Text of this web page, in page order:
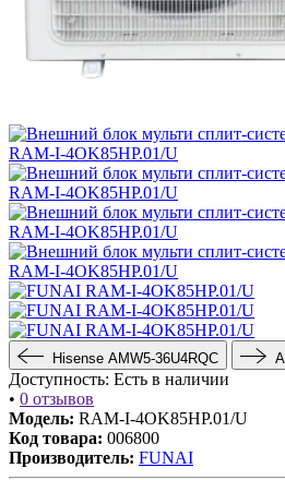
Hisense AMW5-36U4RQC
Доступность: Есть в наличии
• 0 отзывов
Модель: RAM-I-4OK85HP.01/U
Код товара: 006800
Производитель: FUNAI